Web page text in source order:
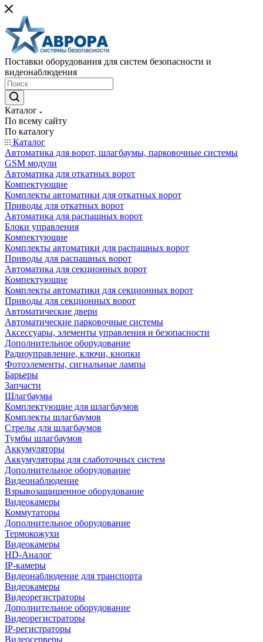
Поставки оборудования для систем безопасности и
видеонаблюдения
Каталог
По всему сайту
По каталогу
Каталог
Автоматика для ворот, шлагбаумы, парковочные системы
GSM модули
Автоматика для откатных ворот
Компектующие
Комплекты автоматики для откатных ворот
Приводы для откатных ворот
Автоматика для распашных ворот
Блоки управления
Компектующие
Комплекты автоматики для распашных ворот
Приводы для распашных ворот
Автоматика для секционных ворот
Компектующие
Комплекты автоматики для секционных ворот
Приводы для секционных ворот
Автоматические двери
Автоматические парковочные системы
Аксессуары, элементы управления и безопасности
Дополнительное оборудование
Радиоуправление, ключи, кнопки
Фотоэлементы, сигнальные лампы
Барьеры
Запчасти
Шлагбаумы
Комплектующие для шлагбаумов
Комплекты шлагбаумов
Стрелы для шлагбаумов
Тумбы шлагбаумов
Аккумуляторы
Аккумуляторы для слаботочных систем
Дополнительное оборудование
Видеонаблюдение
Взрывозащищенное оборудование
Видеокамеры
Коммутаторы
Дополнительное оборудование
Термокожухи
Видеокамеры
HD-Аналог
IP-камеры
Видеонаблюдение для транспорта
Видеокамеры
Видеорегистраторы
Дополнительное оборудование
Видеорегистраторы
IP-регистраторы
Видеосерверы